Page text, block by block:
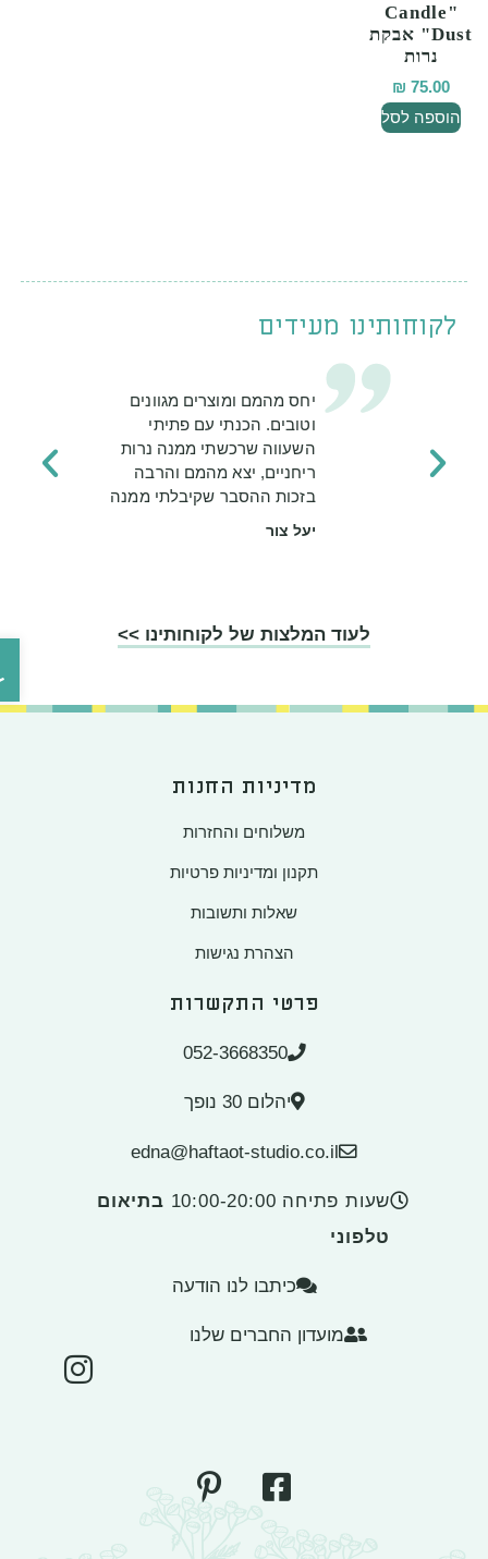
"Candle
Dust" אבקת
נרות
₪75.00
הוספה לסל
לקוחותינו מעידים
יחס מהמם ומוצרים מגוונים
וטובים. הכנתי עם פתיתי
השעווה שרכשתי ממנה נרות
ריחניים, יצא מהמם והרבה
בזכות ההסבר שקיבלתי ממנה
יעל צור
לעוד המלצות של לקוחותינו >>
מדיניות החנות
משלוחים והחזרות
תקנון ומדיניות פרטיות
שאלות ותשובות
הצהרת נגישות
פרטי התקשרות
052-3668350
יהלום 30 נופך
edna@haftaot-studio.co.il
שעות פתיחה 10:00-20:00
בתיאום
טלפוני
כיתבו לנו הודעה
מועדון החברים שלנו